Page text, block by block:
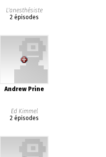
L'anesthésiste
2 épisodes
Andrew Prine
Ed Kimmel
2 épisodes